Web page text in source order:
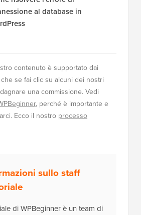
al database in
contenuto è supportato dai
se fai clic su alcuni dei nostri
una commissione. Vedi
, perché è importante e
Ecco il nostro processo
sullo staff
di WPBeginner è un team di